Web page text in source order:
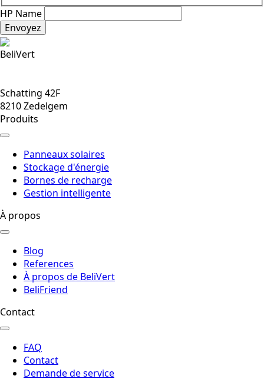
HP Name
Envoyez
BeliVert
Schatting 42F
8210 Zedelgem
Produits
Panneaux solaires
Stockage d'énergie
Bornes de recharge
Gestion intelligente
À propos
Blog
References
À propos de BeliVert
BeliFriend
Contact
FAQ
Contact
Demande de service